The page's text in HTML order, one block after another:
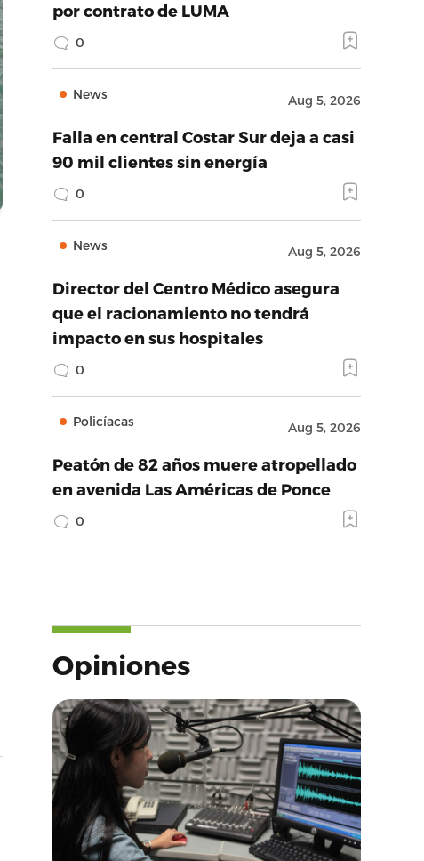
por contrato de LUMA
0
News Aug 5, 2026
Falla en central Costar Sur deja a casi
90 mil clientes sin energía
0
News Aug 5, 2026
Director del Centro Médico asegura
que el racionamiento no tendrá
impacto en sus hospitales
0
Policíacas Aug 5, 2026
Peatón de 82 años muere atropellado
en avenida Las Américas de Ponce
0
Opiniones